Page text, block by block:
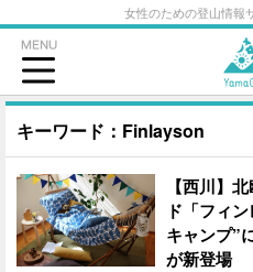
女性のための登山情報
キーワード：Finlayson
【西川】
ド「フィ
キャンプ”
が新登場